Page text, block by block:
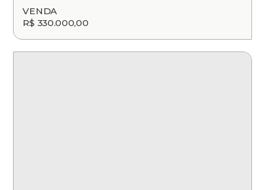
VENDA
R$ 330.000,00